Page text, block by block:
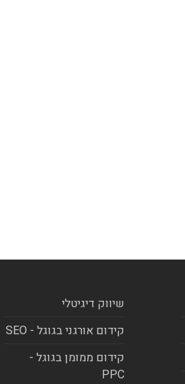
שיווק דיגיטלי
קידום אורגני בגוגל - SEO
קידום ממומן בגוגל -
PPC